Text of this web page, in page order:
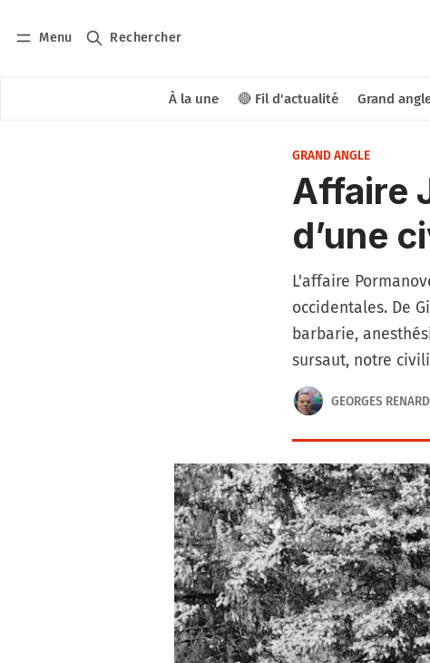
Menu Rechercher
À la une 🔴 Fil d'actualité Grand
GRAND ANGLE
Affaire
d’une
L'affaire
occidentales. De
barbarie,
sursaut, notre
GEORGES